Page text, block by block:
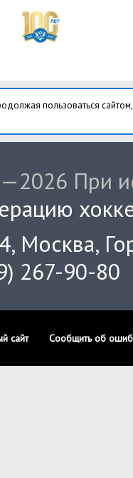
пользоваться
При
Москва,
267-90-80
сайт Сообщить об